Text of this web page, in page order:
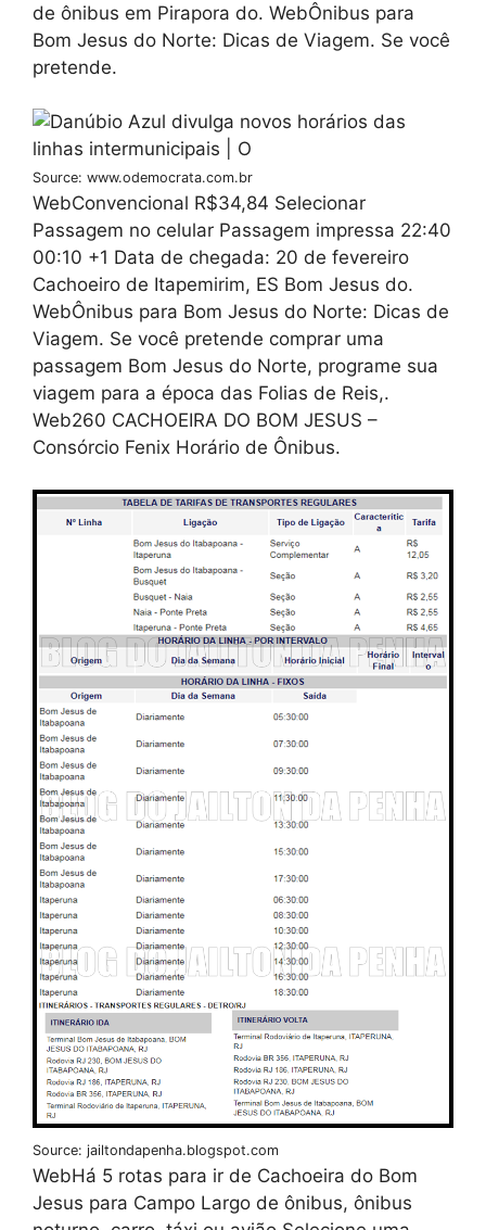
de ônibus em Pirapora do. WebÔnibus para
Bom Jesus do Norte: Dicas de Viagem. Se você
pretende.
Source: www.odemocrata.com.br
WebConvencional R$34,84 Selecionar
Passagem no celular Passagem impressa 22:40
00:10 +1 Data de chegada: 20 de fevereiro
Cachoeiro de Itapemirim, ES Bom Jesus do.
WebÔnibus para Bom Jesus do Norte: Dicas de
Viagem. Se você pretende comprar uma
passagem Bom Jesus do Norte, programe sua
viagem para a época das Folias de Reis,.
Web260 CACHOEIRA DO BOM JESUS –
Consórcio Fenix Horário de Ônibus.
Source: jailtondapenha.blogspot.com
WebHá 5 rotas para ir de Cachoeira do Bom
Jesus para Campo Largo de ônibus, ônibus